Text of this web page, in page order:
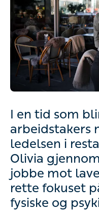
I en tid som
arbeidstakers
ledelsen i
Olivia
jobbe mot
rette fokuset
fysiske og